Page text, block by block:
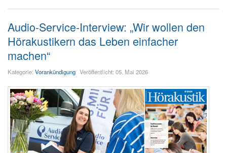
Audio-Service-Interview: „Wir wollen den
Hörakustikern das Leben einfacher
machen“
Kategorie: Vorankündigung Veröffentlicht: 05. Mai 2026